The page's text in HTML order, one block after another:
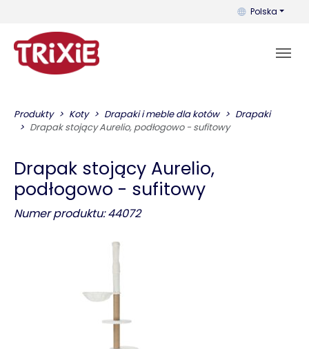
Możesz
Polska
Produkty Koty Drapaki i meble dla kotów
Drapaki
Drapak stojący Aurelio, podłogowo - sufitowy
Drapak stojący Aurelio,
podłogowo - sufitowy
Numer produktu: 44072